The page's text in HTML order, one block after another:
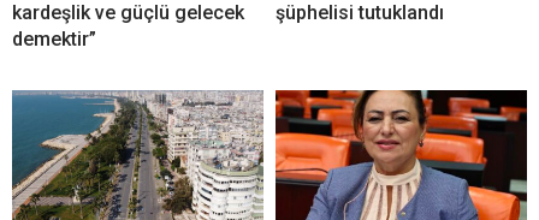
kardeşlik ve güçlü gelecek
demektir”
şüphelisi tutuklandı